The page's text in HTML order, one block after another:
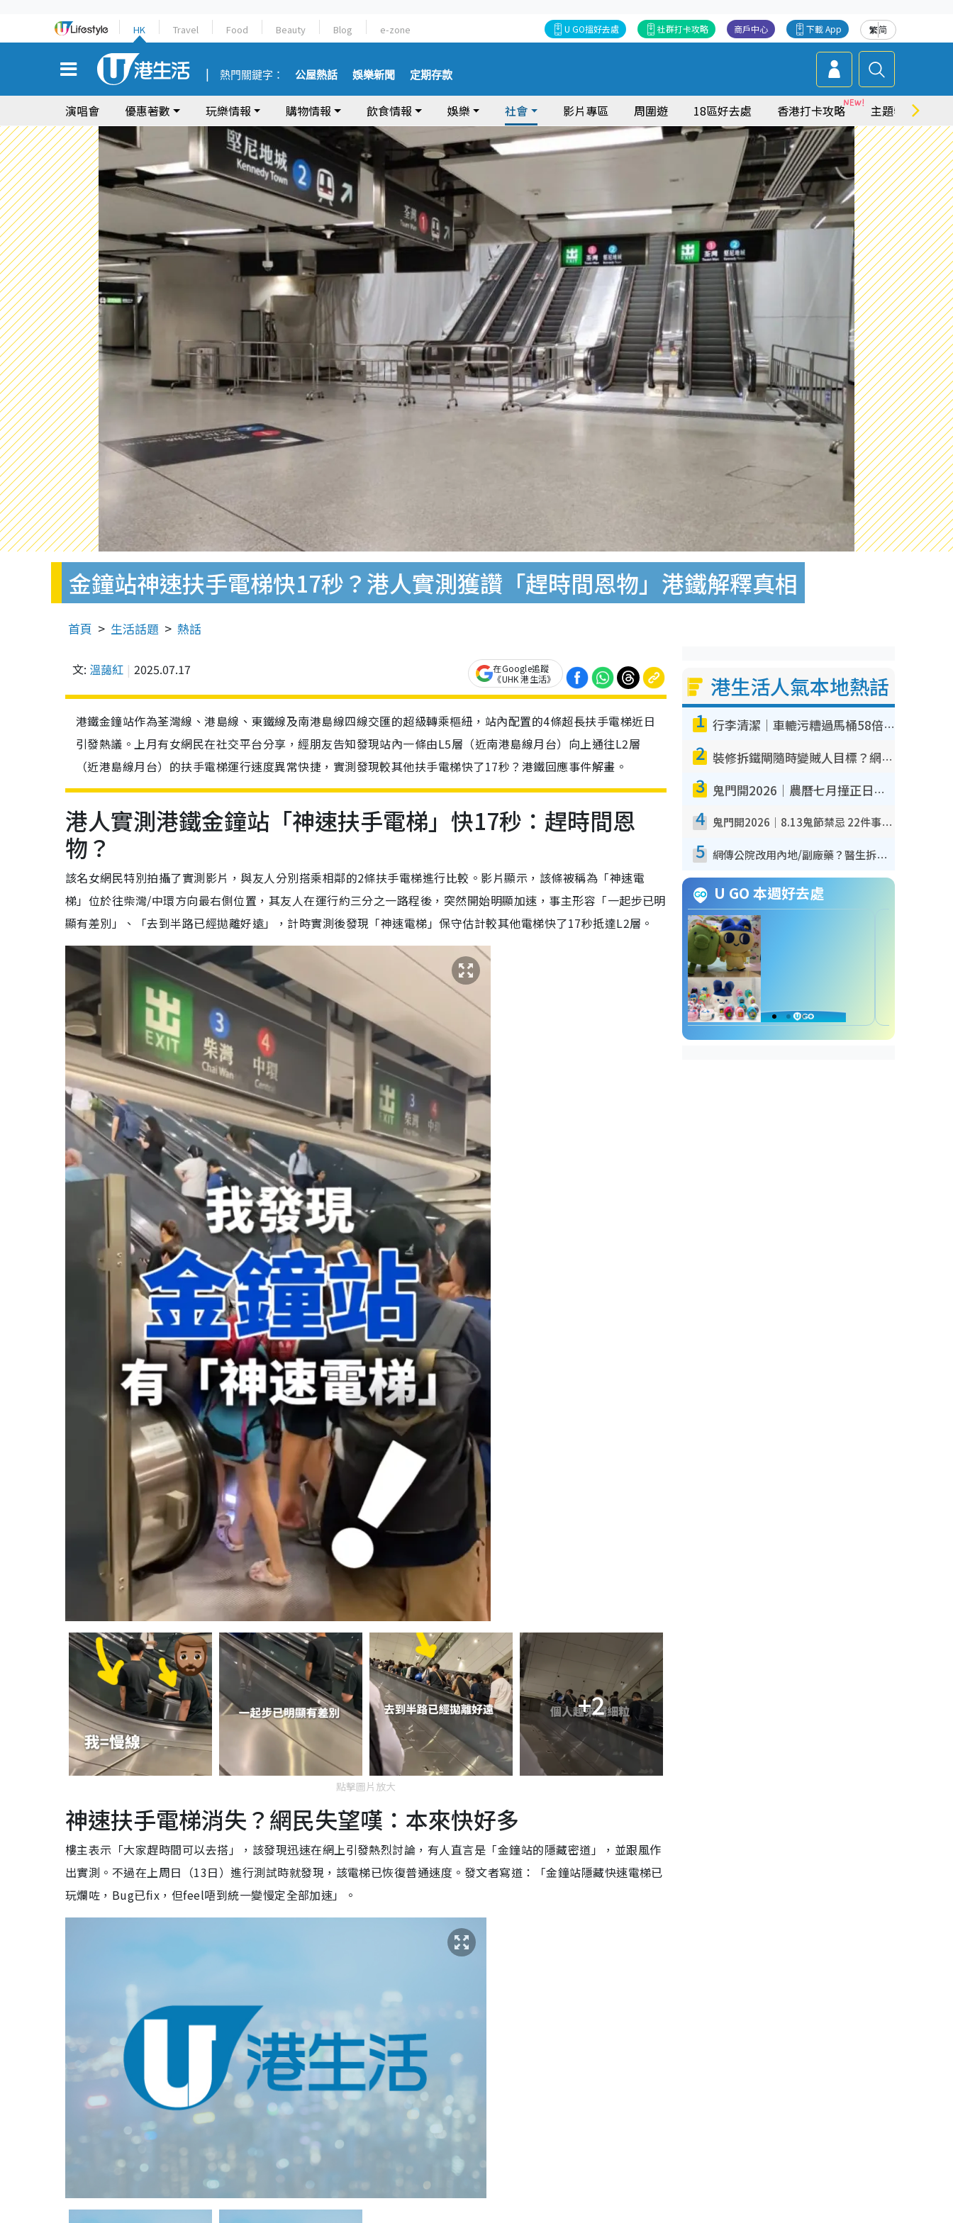
HK Travel Food Beauty Blog e-zone 繁简
下載 App
商戶中心
社群打卡攻略
U GO搵好去處
熱門關鍵字： 公屋熱話 娛樂新聞 定期存款
演唱會 優惠著數 玩樂情報 購物情報 飲食情報 娛樂 社會 影片專區 周圍遊 18區好去處 香港打卡攻略 主題特集
金鐘站神速扶手電梯快17秒？港人實測獲讚「趕時間恩物」港鐵解釋真相
首頁 生活話題 熱話
文: 溫藹紅 2025.07.17
在Google追蹤
《UHK 港生活》
港鐵金鐘站作為荃灣線、港島線、東鐵線及南港島線四線交匯的超級轉乘樞紐，站內配置的4條超長扶手電梯近日
引發熱議。上月有女網民在社交平台分享，經朋友告知發現站內一條由L5層（近南港島線月台）向上通往L2層
（近港島線月台）的扶手電梯運行速度異常快捷，實測發現較其他扶手電梯快了17秒？港鐵回應事件解畫。
港人實測港鐵金鐘站「神速扶手電梯」快17秒：趕時間恩
物？
該名女網民特別拍攝了實測影片，與友人分別搭乘相鄰的2條扶手電梯進行比較。影片顯示，該條被稱為「神速電
梯」位於往柴灣/中環方向最右側位置，其友人在運行約三分之一路程後，突然開始明顯加速，事主形容「一起步已明
顯有差別」、「去到半路已經拋離好遠」，計時實測後發現「神速電梯」保守估計較其他電梯快了17秒抵達L2層。
+2
點擊圖片放大
神速扶手電梯消失？網民失望嘆：本來快好多
樓主表示「大家趕時間可以去搭」，該發現迅速在網上引發熱烈討論，有人直言是「金鐘站的隱藏密道」，並跟風作
出實測。不過在上周日（13日）進行測試時就發現，該電梯已恢復普通速度。發文者寫道：「金鐘站隱藏快速電梯已
玩爛咗，Bug已fix，但feel唔到統一變慢定全部加速」。
港生活人氣本地熱話
1 行李清潔｜車轆污糟過馬桶58倍！專家警告忌用酒精抹 教1招免污手除菌
2 裝修拆鐵閘隨時變賊人目標？網民揭2大關鍵用途：裝新式等於白裝？附新舊鐵閘分別
3 鬼門開2026｜農曆七月撞正日全食特別邪？專家警告切忌做一事！揭4大禁忌+2招保平安
4 鬼門開2026｜8.13鬼節禁忌 22件事唔做得！燒肉、刺身要少食？半夜勿吹口哨/打呢個電話
5 網傳公院改用內地/副廠藥？醫生拆解正副廠分別 揭4類人換藥隨時出事
U GO 本週好去處